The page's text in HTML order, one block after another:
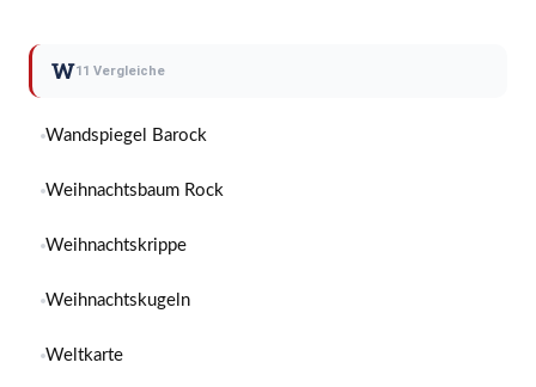
W11 Vergleiche
Wandspiegel Barock
Weihnachtsbaum Rock
Weihnachtskrippe
Weihnachtskugeln
Weltkarte